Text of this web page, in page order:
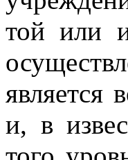
той или
является
и, в